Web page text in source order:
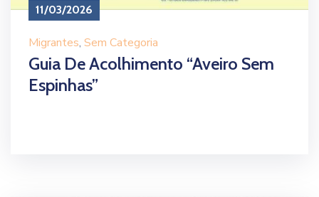
11/03/2026
Migrantes‚ Sem Categoria
Guia De Acolhimento “Aveiro Sem
Espinhas”